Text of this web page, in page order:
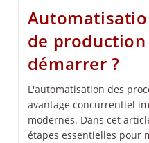
de
démarrer ?
L'automatisation des
avantage concurrentiel
modernes. Dans cet
étapes essentielles pour